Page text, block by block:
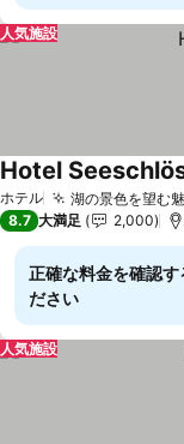
人気施設
ホテル 湖の景色を望む
Hotel
8.7 大満足 2,000
正確な料金を確認す
ださい
人気施設